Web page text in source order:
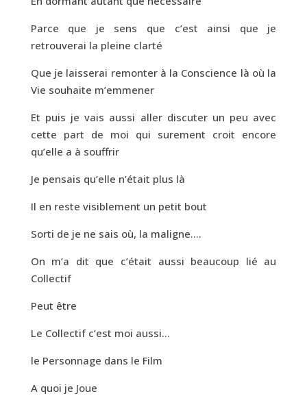
Parce que je sens que c’est ainsi que je
retrouverai la pleine clarté
Que je laisserai remonter à la Conscience là où la
Vie souhaite m’emmener
Et puis je vais aussi aller discuter un peu avec
cette part de moi qui surement croit encore
qu’elle a à souffrir
Je pensais qu’elle n’était plus là
Il en reste visiblement un petit bout
Sorti de je ne sais où, la maligne….
On m’a dit que c’était aussi beaucoup lié au
Collectif
Peut être
Le Collectif c’est moi aussi…
le Personnage dans le Film
A quoi je Joue